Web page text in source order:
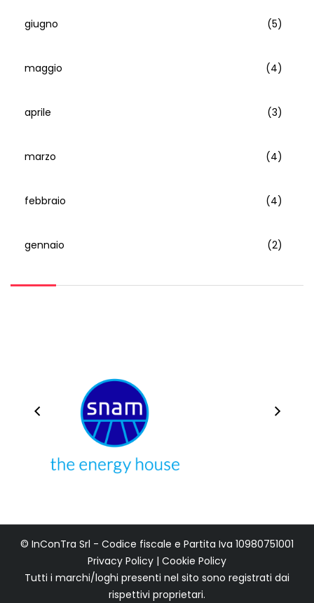
giugno (5)
maggio (4)
aprile (3)
marzo (4)
febbraio (4)
gennaio (2)
© InConTra Srl - Codice fiscale e Partita Iva 10980751001
Privacy Policy | Cookie Policy
Tutti i marchi/loghi presenti nel sito sono registrati dai
rispettivi proprietari.